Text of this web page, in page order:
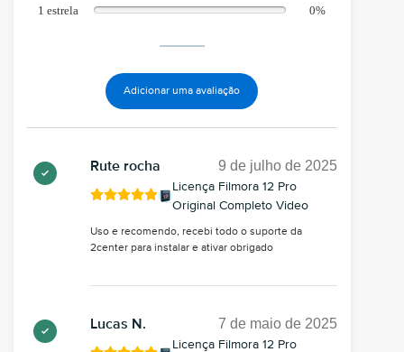
1 estrela
0%
Adicionar uma avaliação
Rute rocha 9 de julho de 2025
Licença Filmora 12 Pro
Original Completo Video
Uso e recomendo, recebi todo o suporte da
2center para instalar e ativar obrigado
Lucas N. 7 de maio de 2025
Licença Filmora 12 Pro